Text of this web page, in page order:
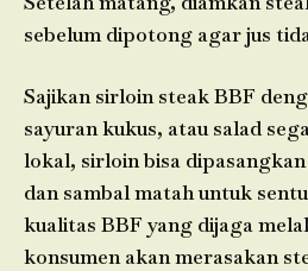
sebelum dipotong agar jus
Sajikan sirloin steak BBF
sayuran kukus, atau salad
lokal, sirloin bisa
dan sambal matah untuk
kualitas BBF yang dijaga
konsumen akan merasakan